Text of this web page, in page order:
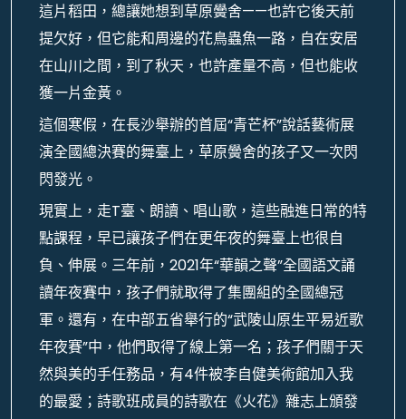
這片稻田，總讓她想到草原黌舍——也許它後天前
提欠好，但它能和周邊的花鳥蟲魚一路，自在安居
在山川之間，到了秋天，也許產量不高，但也能收
獲一片金黃。
這個寒假，在長沙舉辦的首屆“青芒杯”說話藝術展
演全國總決賽的舞臺上，草原黌舍的孩子又一次閃
閃發光。
現實上，走T臺、朗讀、唱山歌，這些融進日常的特
點課程，早已讓孩子們在更年夜的舞臺上也很自
負、伸展。三年前，2021年“華韻之聲”全國語文誦
讀年夜賽中，孩子們就取得了集團組的全國總冠
軍。還有，在中部五省舉行的“武陵山原生平易近歌
年夜賽”中，他們取得了線上第一名；孩子們關于天
然與美的手任務品，有4件被李自健美術館加入我
的最愛；詩歌班成員的詩歌在《火花》雜志上頒發